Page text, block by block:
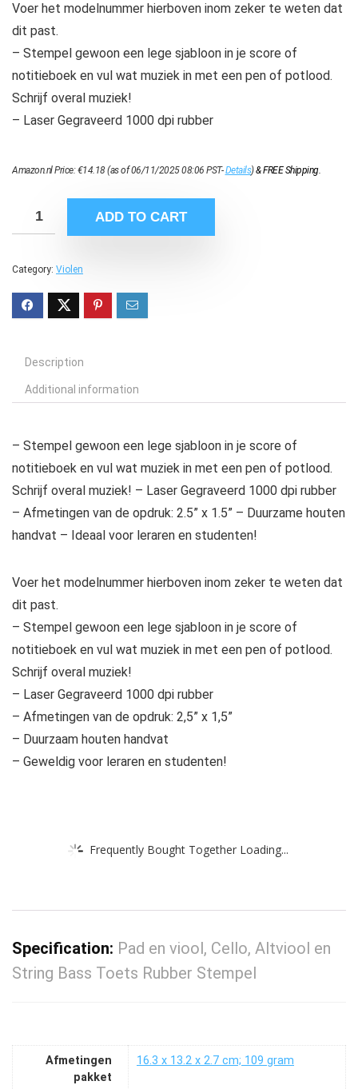
Voer het modelnummer hierboven inom zeker te weten dat
dit past.
– Stempel gewoon een lege sjabloon in je score of
notitieboek en vul wat muziek in met een pen of potlood.
Schrijf overal muziek!
– Laser Gegraveerd 1000 dpi rubber
Amazon.nl Price:€14.18(as of 06/11/2025 08:06 PST-Details)&FREE Shipping.
ADD TO CART
Category: Violen
Description
Additional information
– Stempel gewoon een lege sjabloon in je score of
notitieboek en vul wat muziek in met een pen of potlood.
Schrijf overal muziek! – Laser Gegraveerd 1000 dpi rubber
– Afmetingen van de opdruk: 2.5” x 1.5” – Duurzame houten
handvat – Ideaal voor leraren en studenten!
Voer het modelnummer hierboven inom zeker te weten dat
dit past.
– Stempel gewoon een lege sjabloon in je score of
notitieboek en vul wat muziek in met een pen of potlood.
Schrijf overal muziek!
– Laser Gegraveerd 1000 dpi rubber
– Afmetingen van de opdruk: 2,5” x 1,5”
– Duurzaam houten handvat
– Geweldig voor leraren en studenten!
Frequently Bought Together Loading...
Specification: Pad en viool, Cello, Altviool en
String Bass Toets Rubber Stempel
Afmetingen
pakket
‎16.3 x 13.2 x 2.7 cm; 109 gram